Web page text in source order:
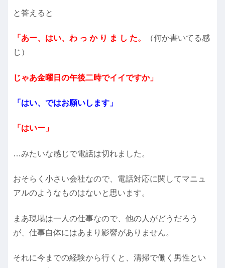
と答えると
「あー、はい、わ っ か り ま し た。
（何か書いてる感
じ）
じゃあ金曜日の午後二時でイイですか」
「はい、ではお願いします」
「はいー」
…みたいな感じで電話は切れました。
おそらく小さい会社なので、電話対応に関してマニュ
アルのようなものはないと思います。
まあ現場は一人の仕事なので、他の人がどうだろう
が、仕事自体にはあまり影響がありません。
それに今までの経験から行くと、清掃で働く男性とい